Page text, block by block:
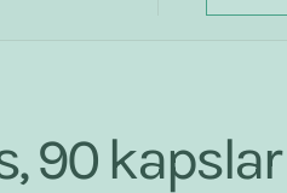
90 kapslar